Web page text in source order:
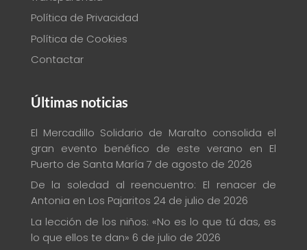
Política de Privacidad
Política de Cookies
Contactar
Últimas noticias
El Mercadillo Solidario de Maralto consolida el
gran evento benéfico de este verano en El
Puerto de Santa María 7 de agosto de 2026
De la soledad al reencuentro: El renacer de
Antonia en Los Pajaritos 24 de julio de 2026
La lección de los niños: «No es lo que tú das, es
lo que ellos te dan» 6 de julio de 2026